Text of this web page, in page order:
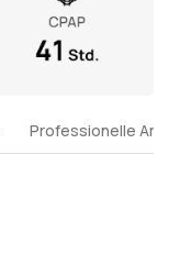
Professionelle